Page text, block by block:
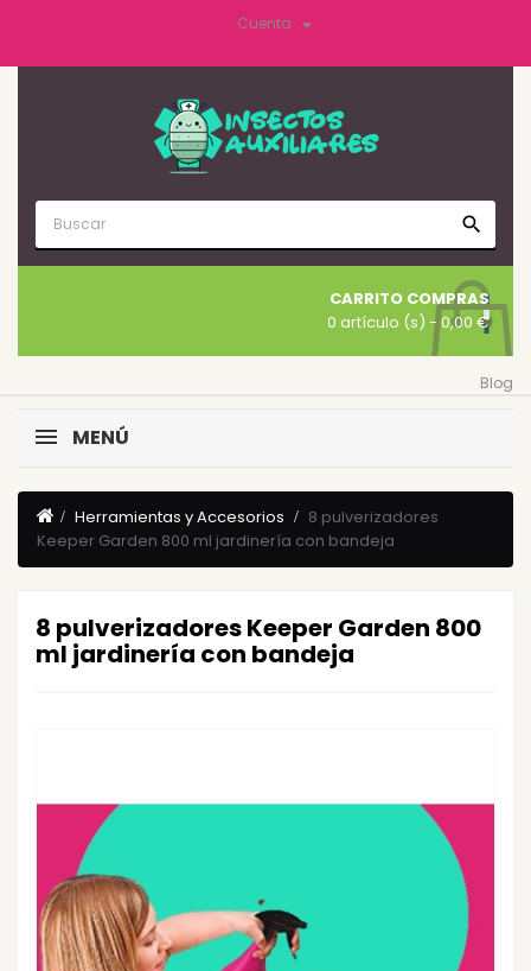
Cuenta 
search
CARRITO COMPRAS
0 artículo (s) - 0,00 €
Blog
MENÚ
Herramientas y Accesorios
8 pulverizadores
Keeper Garden 800 ml jardinería con bandeja
8 pulverizadores Keeper Garden 800
ml jardinería con bandeja